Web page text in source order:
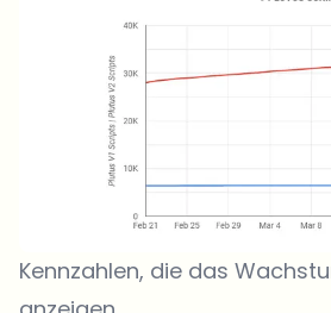
Kennzahlen, die das